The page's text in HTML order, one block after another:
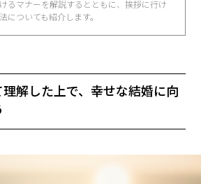
るマナーを解説するとともに、挨拶に行け
についても紹介します。
解した上で、幸せな結婚に向